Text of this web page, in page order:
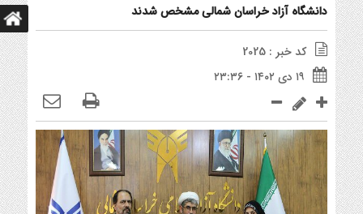
دانشگاه آزاد خراسان شمالی مشخص شدند
کد خبر : 2025
۱۹ دی ۱۴۰۲ - ۲۳:۳۶